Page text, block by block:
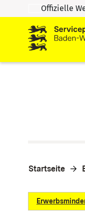
Zum Inhalt
Zur Suche
Offizielle
Startseite